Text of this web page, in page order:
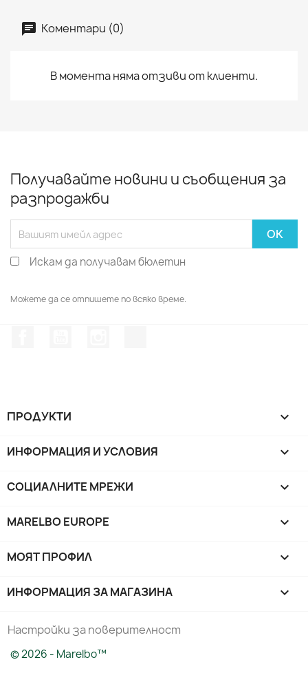
Коментари (0)
В момента няма отзиви от клиенти.
Получавайте новини и съобщения за
разпродажби
Искам да получавам бюлетин
Можете да се отпишете по всяко време.
ПРОДУКТИ 
ИНФОРМАЦИЯ И УСЛОВИЯ 
СОЦИАЛНИТЕ МРЕЖИ 
MARELBO EUROPE 
МОЯТ ПРОФИЛ 
ИНФОРМАЦИЯ ЗА МАГАЗИНА keyboard_arrow_down
Настройки за поверителност
© 2026 - Marelbo™